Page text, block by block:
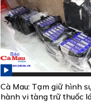
Cà Mau: Tạm giữ hình
hành vi tàng trữ thuốc